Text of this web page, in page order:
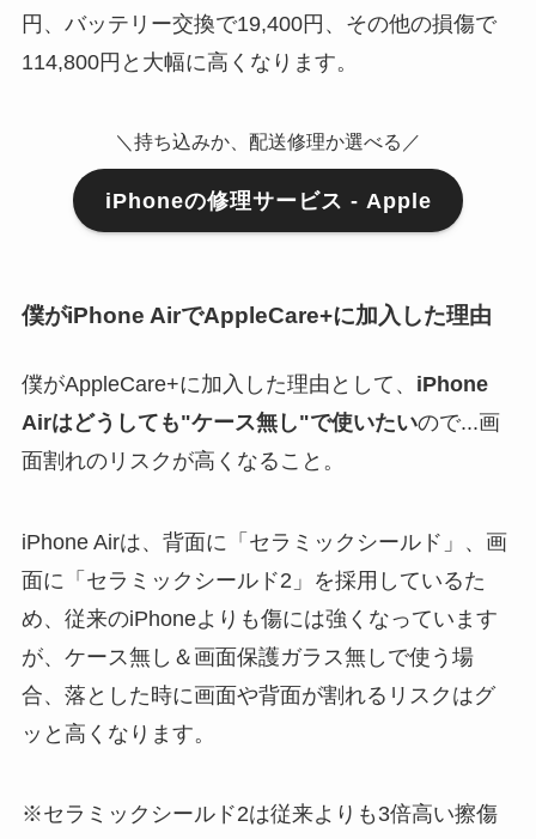
円、バッテリー交換で19,400円、その他の損傷で
114,800円と大幅に高くなります。
＼持ち込みか、配送修理か選べる／
iPhoneの修理サービス - Apple
僕がiPhone AirでAppleCare+に加入した理由
僕がAppleCare+に加入した理由として、 iPhone
Airはどうしても"ケース無し"で使いたいので...画
面割れのリスクが高くなること。
iPhone Airは、背面に「セラミックシールド」、画
面に「セラミックシールド2」を採用しているた
め、従来のiPhoneよりも傷には強くなっています
が、ケース無し＆画面保護ガラス無しで使う場
合、落とした時に画面や背面が割れるリスクはグ
ッと高くなります。
※セラミックシールド2は従来よりも3倍高い擦傷